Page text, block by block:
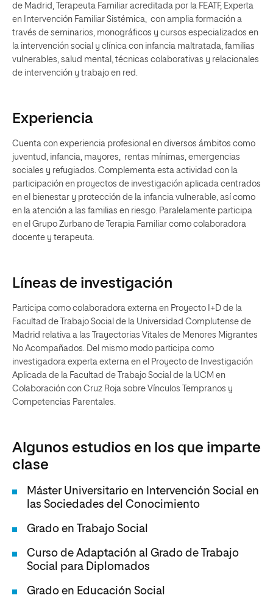
de Madrid, Terapeuta Familiar acreditada por la FEATF, Experta
en Intervención Familiar Sistémica, con amplia formación a
través de seminarios, monográficos y cursos especializados en
la intervención social y clínica con infancia maltratada, familias
vulnerables, salud mental, técnicas colaborativas y relacionales
de intervención y trabajo en red.
Experiencia
Cuenta con experiencia profesional en diversos ámbitos como
juventud, infancia, mayores, rentas mínimas, emergencias
sociales y refugiados. Complementa esta actividad con la
participación en proyectos de investigación aplicada centrados
en el bienestar y protección de la infancia vulnerable, así como
en la atención a las familias en riesgo. Paralelamente participa
en el Grupo Zurbano de Terapia Familiar como colaboradora
docente y terapeuta.
Líneas de investigación
Participa como colaboradora externa en Proyecto I+D de la
Facultad de Trabajo Social de la Universidad Complutense de
Madrid relativa a las Trayectorias Vitales de Menores Migrantes
No Acompañados. Del mismo modo participa como
investigadora experta externa en el Proyecto de Investigación
Aplicada de la Facultad de Trabajo Social de la UCM en
Colaboración con Cruz Roja sobre Vínculos Tempranos y
Competencias Parentales.
Algunos estudios en los que imparte
clase
Máster Universitario en Intervención Social en
las Sociedades del Conocimiento
Grado en Trabajo Social
Curso de Adaptación al Grado de Trabajo
Social para Diplomados
Grado en Educación Social